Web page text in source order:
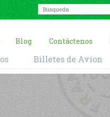
Blog Contáctenos
Billetes de Avion